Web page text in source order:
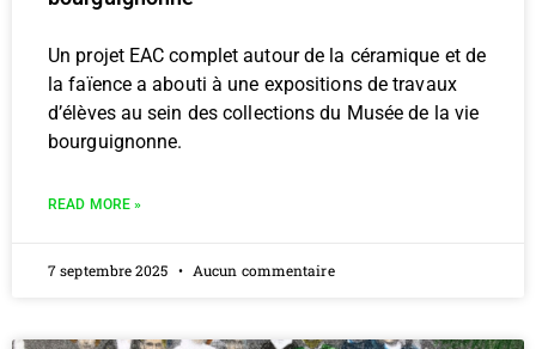
Un projet EAC complet autour de la céramique et de
la faïence a abouti à une expositions de travaux
d’élèves au sein des collections du Musée de la vie
bourguignonne.
READ MORE »
7 septembre 2025 Aucun commentaire